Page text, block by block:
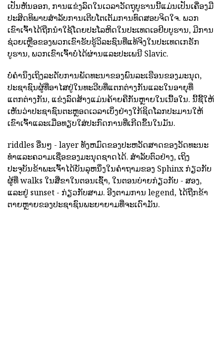
ເປັນຫັນອອກ, ການແຂ່ງລົດໃນເວລາວັດຖຸບູຮານນີ້ແມ່ນເປັນເຄື່ອງມື
ປະສິດທິພາບສໍາລັບການເຕີບໂຕເຕັມການທົດສອບຈິດໃຈ. ພວກ
ເຂົາເຈົ້າໄດ້ຖືກນໍາໃຊ້ໂດຍປະໂລຫິດໃນປະເທດເອຢິບບູຮານ, ມີການ
ຊ່ວຍເຫຼືອຂອງພວກເຂົາຮັບຮູ້ວິລະຊົນທີ່ແທ້ຈິງໃນປະເທດເກຣັກ
ບູຮານ, ພວກເຂົາເຈົ້າບໍ່ໄດ້ຜ່ານແລະປະເພນີ Slavic.
ບໍ່ຄໍານຶງເຖິງລະດັບການພັດທະນາຂອງພົນລະເຮືອນຂອງມະນຸດ,
ປະຊາຊົນຜູ້ທີ່ອາໄສຢູ່ໃນທະວີບທີ່ແຕກຕ່າງກັນແລະໃນອາຍຸທີ່
ແຕກຕ່າງກັນ, ແຂ່ງລົດສ້າງແມ່ນຄ້າຍຄືກັນຫຼາຍໃນເນື້ອໃນ. ນີ້ຊີ້ໃຫ້
ເຫັນວ່າປະຊາຊົນຕະຫຼອດເວລາເບິ່ງຢ່າງໃກ້ຊິດໂລກປະມານໃຫ້
ເຂົາເຈົ້າແລະເມື່ອທຽບໃສ່ປະກົດການທີ່ເກີດຂຶ້ນໃນມັນ.
riddles ອື່ນໆ - layer ທັງຫມົດຂອງປະຫວັດສາດຂອງວັດທະນະ
ທໍາແລະຄວາມເຊື່ອຂອງມະນຸດຊາດໄດ້. ສໍາລັບຕົວຢ່າງ, ເຖິງ
ປະຈຸບັນຂ້າພະເຈົ້າໄດ້ບັນລຸຫນຶ່ງໃນຄໍາຖາມຂອງ Sphinx ກ່ຽວກັບ
ຜູ້ທີ່ walks ໃນສີ່ຂາໃນຕອນເຊົ້າ, ໃນຕອນບ່າຍກ່ຽວກັບ - ສອງ,
ແລະຢູ່ sunset - ກ່ຽວກັບສາມ. ອີງຕາມການ legend, ໄດ້ຖືກຂ້າ
ຕາຍຫຼາຍຂອງປະຊາຊົນພະຍາຍາມທີ່ຈະເດົາມັນ.